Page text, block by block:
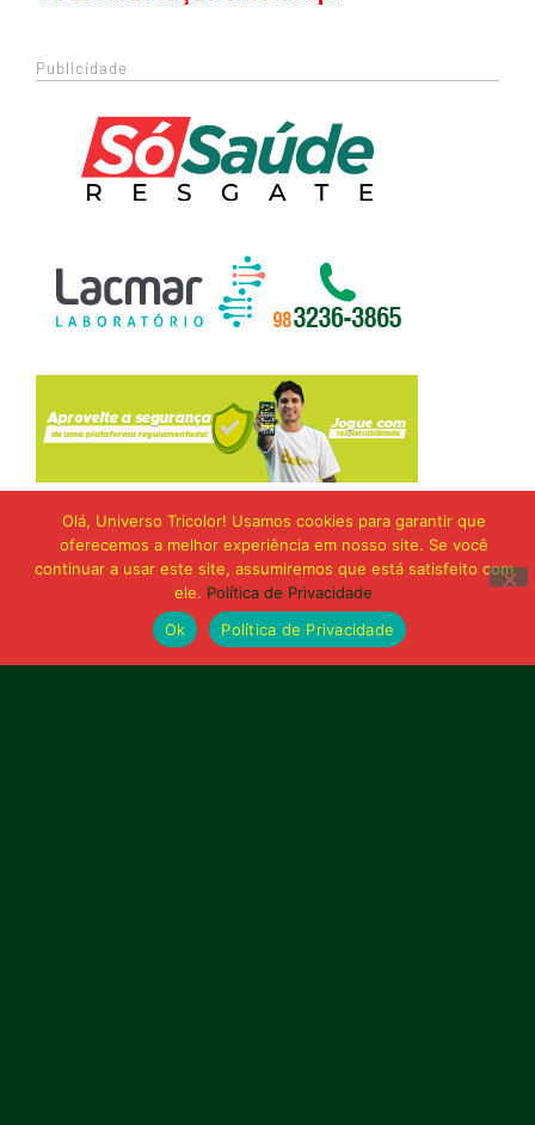
Publicidade
Olá, Universo Tricolor! Usamos cookies para garantir que
oferecemos a melhor experiência em nosso site. Se você
continuar a usar este site, assumiremos que está satisfeito com
ele. Política de Privacidade
Ok
Política de Privacidade